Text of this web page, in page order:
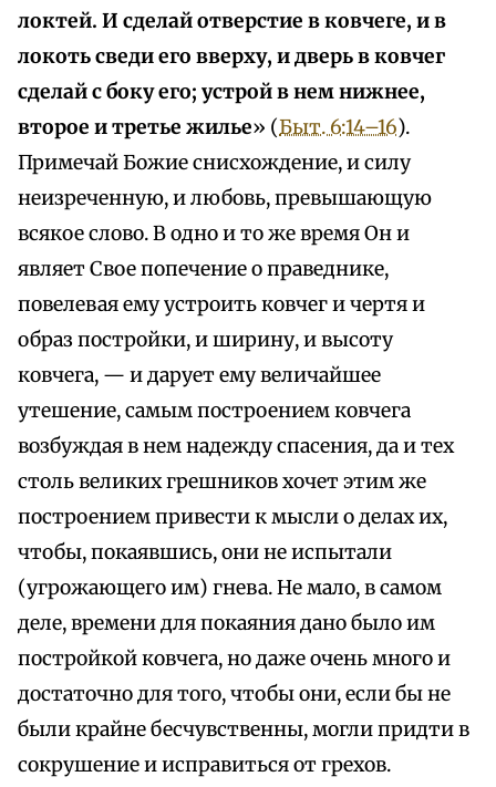
локтей. И сделай отверстие в ковчеге, и в
локоть сведи его вверху, и дверь в ковчег
сделай с боку его; устрой в нем нижнее,
второе и третье жилье» (Быт. 6:14–16).
Примечай Божие снисхождение, и силу
неизреченную, и любовь, превышающую
всякое слово. В одно и то же время Он и
являет Свое попечение о праведнике,
повелевая ему устроить ковчег и чертя и
образ постройки, и ширину, и высоту
ковчега, — и дарует ему величайшее
утешение, самым построением ковчега
возбуждая в нем надежду спасения, да и тех
столь великих грешников хочет этим же
построением привести к мысли о делах их,
чтобы, покаявшись, они не испытали
(угрожающего им) гнева. Не мало, в самом
деле, времени для покаяния дано было им
постройкой ковчега, но даже очень много и
достаточно для того, чтобы они, если бы не
были крайне бесчувственны, могли придти в
сокрушение и исправиться от грехов.